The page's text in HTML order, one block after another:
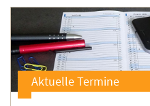
Aktuelle Termine